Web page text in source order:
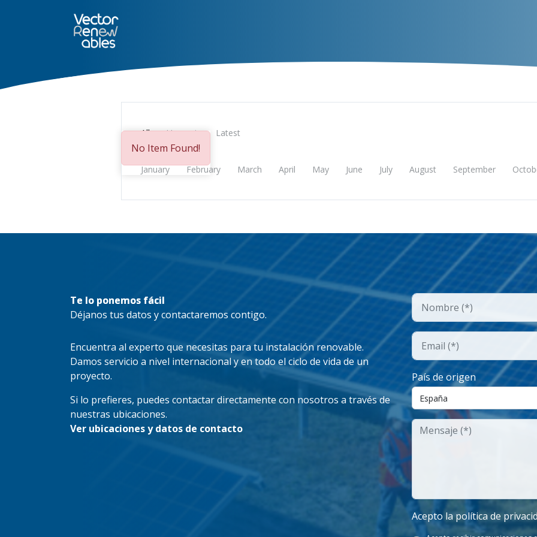
All Upcoming Latest
January February March April May June July August September
No Item Found!
Te lo ponemos fácil
Déjanos tus datos y contactaremos contigo.
Encuentra al experto que necesitas para tu instalación renovable.
Damos servicio a nivel internacional y en todo el ciclo de vida de un
proyecto.
Si lo prefieres, puedes contactar directamente con nosotros a través de
nuestras ubicaciones.
Ver ubicaciones y datos de contacto
País de origen
Acepto la política de